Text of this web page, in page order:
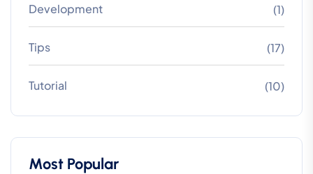
Development (1)
Tips (17)
Tutorial (10)
Most Popular